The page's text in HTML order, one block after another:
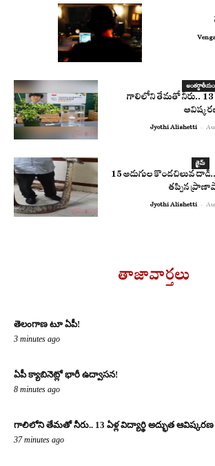
అంతర్జాతీయం
గాలిలోని తేమతో నీరు.. 13
Jyothi Alishetti -
క్రైమ్
15 అడుగుల కొండచిలువ
తప్పిన
Jyothi Alishetti -
తాజావార్తలు
తెలంగాణ టూ ఏపీ!
3 minutes ago
ఏపీ క్యాబినెట్లో భారీ ఉద్వాసన!
8 minutes ago
గాలిలోని తేమతో నీరు.. 13 ఏళ్ల విద్యార్థి అద్భుత ఆవిష్కరణ
37 minutes ago